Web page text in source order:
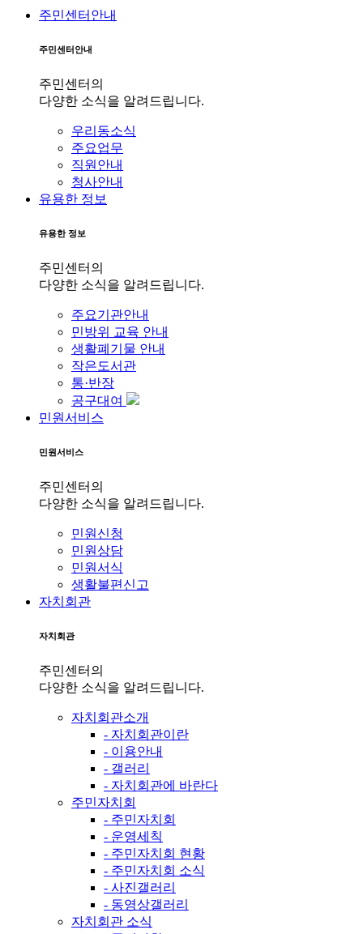
주민센터안내
주민센터안내
주민센터의
다양한 소식을 알려드립니다.
우리동소식
주요업무
직원안내
청사안내
유용한 정보
유용한 정보
주민센터의
다양한 소식을 알려드립니다.
주요기관안내
민방위 교육 안내
생활폐기물 안내
작은도서관
통·반장
공구대여
민원서비스
민원서비스
주민센터의
다양한 소식을 알려드립니다.
민원신청
민원상담
민원서식
생활불편신고
자치회관
자치회관
주민센터의
다양한 소식을 알려드립니다.
자치회관소개
- 자치회관이란
- 이용안내
- 갤러리
- 자치회관에 바란다
주민자치회
- 주민자치회
- 운영세칙
- 주민자치회 현황
- 주민자치회 소식
- 사진갤러리
- 동영상갤러리
자치회관 소식